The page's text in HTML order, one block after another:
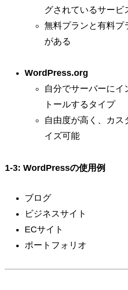
グされているサービ
無料プランと有料プ
がある
WordPress.org
自分でサーバーにイ
トールするタイプ
自由度が高く、カス
イズ可能
1-3: WordPressの使用例
ブログ
ビジネスサイト
ECサイト
ポートフォリオ